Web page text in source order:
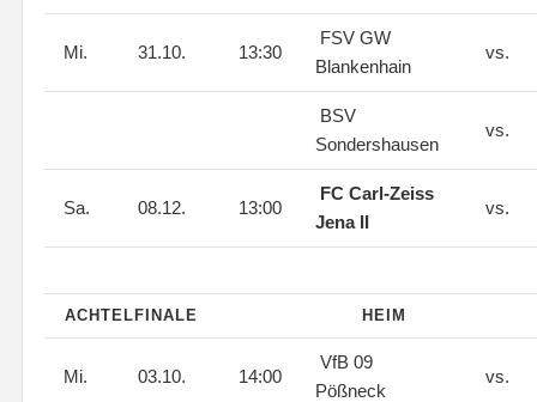
Mi. 31.10. 13:30
FSV GW
Blankenhain
vs.
BSV
Sondershausen
vs.
Sa. 08.12. 13:00
FC Carl-Zeiss
Jena II
vs.
ACHTELFINALE HEIM
Mi. 03.10. 14:00
VfB 09
Pößneck
vs.